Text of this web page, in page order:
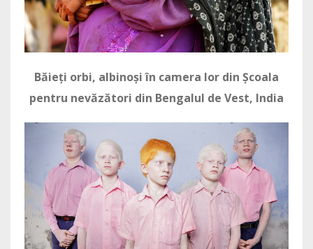
Băieți orbi, albinoși în camera lor din Școala
pentru nevăzători din Bengalul de Vest, India